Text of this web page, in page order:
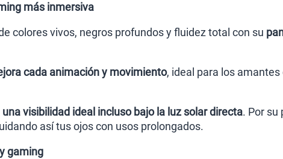
más inmersiva
colores vivos, negros profundos y fluidez total con su
cada animación y movimiento, ideal para los
visibilidad ideal incluso bajo la luz solar directa. Por su
así tus ojos con usos prolongados.
gaming